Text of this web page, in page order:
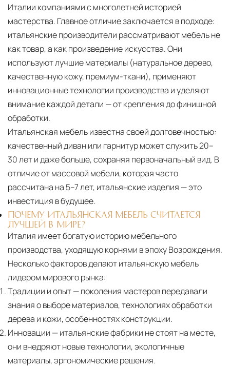
Италии компаниями с многолетней историей
мастерства. Главное отличие заключается в подходе:
итальянские производители рассматривают мебель не
как товар, а как произведение искусства. Они
используют лучшие материалы (натуральное дерево,
качественную кожу, премиум-ткани), применяют
инновационные технологии производства и уделяют
внимание каждой детали — от крепления до финишной
обработки.
Итальянская мебель известна своей долговечностью:
качественный диван или гарнитур может служить 20–
30 лет и даже больше, сохраняя первоначальный вид. В
отличие от массовой мебели, которая часто
рассчитана на 5–7 лет, итальянские изделия — это
инвестиция в будущее.
ПОЧЕМУ ИТАЛЬЯНСКАЯ МЕБЕЛЬ СЧИТАЕТСЯ
ЛУЧШЕЙ В МИРЕ?
Италия имеет богатую историю мебельного
производства, уходящую корнями в эпоху Возрождения.
Несколько факторов делают итальянскую мебель
лидером мирового рынка:
Традиции и опыт— поколения мастеров передавали
знания о выборе материалов, технологиях обработки
дерева и кожи, особенностях конструкции.
Инновации — итальянские фабрики не стоят на месте,
они внедряют новые технологии, экологичные
материалы, эргономические решения.